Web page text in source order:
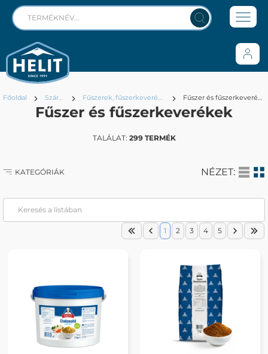
Főoldal Száraz Fűszerek, fűszerkeverékek Fűszer és fűszerkeverékek
Fűszer és fűszerkeverékek
TALÁLAT: 299 TERMÉK
KATEGÓRIÁK NÉZET:
1 2 3 4 5